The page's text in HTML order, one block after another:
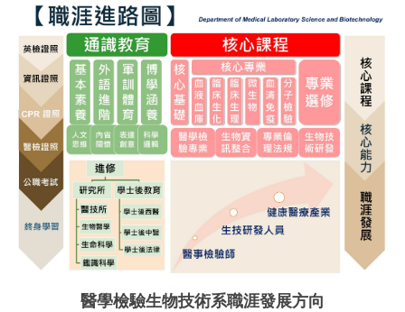
醫學檢驗生物技術系職涯發展方向